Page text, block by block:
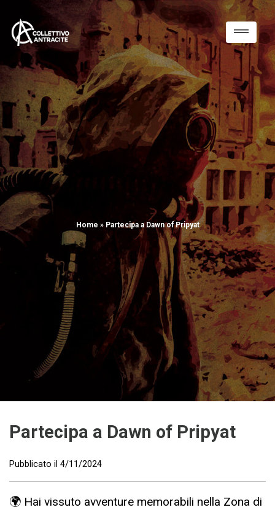
Home » Partecipa a Dawn of Pripyat
Partecipa a Dawn of Pripyat
Pubblicato il 4/11/2024
🌍 Hai vissuto avventure memorabili nella Zona di